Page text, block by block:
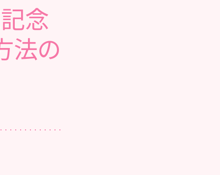
念
法の